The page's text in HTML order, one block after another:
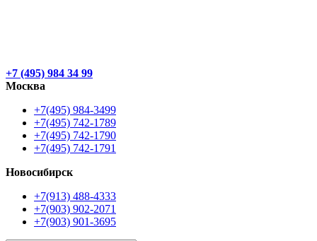
+7 (495) 984 34 99
Москва
+7(495) 984-3499
+7(495) 742-1789
+7(495) 742-1790
+7(495) 742-1791
Новосибирск
+7(913) 488-4333
+7(903) 902-2071
+7(903) 901-3695